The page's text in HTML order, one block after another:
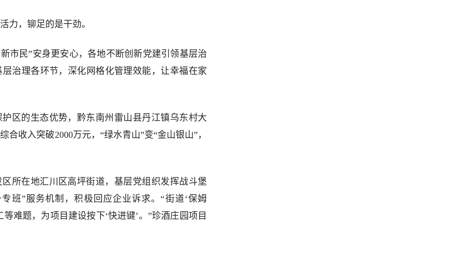
力，铆足的是干劲。
市民”安身更安心，各地不断创新党建引领基层治
治理各环节，深化网格化管理效能，让幸福在家
区的生态优势，黔东南州雷山县丹江镇乌东村大
合收入突破2000万元，“绿水青山”变“金山银山”，
所在地汇川区高坪街道，基层党组织发挥战斗堡
班”服务机制，积极回应企业诉求。“街道‘保姆
难题，为项目建设按下‘快进键’。”珍酒庄园项目